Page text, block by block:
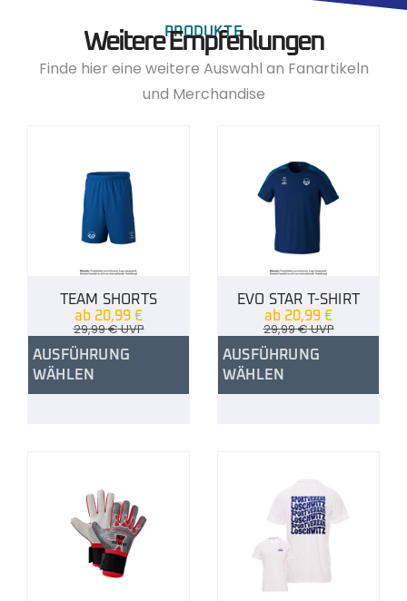
PRODUKTE
Weitere Empfehlungen
Finde hier eine weitere Auswahl an Fanartikeln
und Merchandise
TEAM SHORTS
ab 20,99 €
29,99€UVP
AUSFÜHRUNG
WÄHLEN
EVO STAR T-SHIRT
ab 20,99 €
29,99€UVP
AUSFÜHRUNG
WÄHLEN